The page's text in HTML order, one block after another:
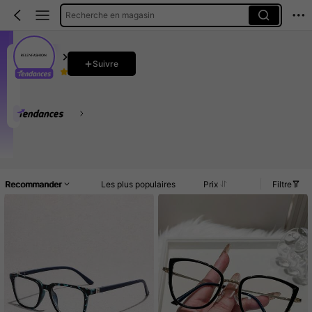
Recherche en magasin
RELENFASHION
Suivre
Ce magasin est sélectionné comme un
Recommander Les plus populaires Prix Filtre